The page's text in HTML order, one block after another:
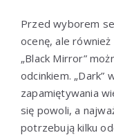
Przed wyborem
ocenę, ale
„Black Mirror”
odcinkiem. „Dark”
zapamiętywania
się powoli, a
potrzebują kilku